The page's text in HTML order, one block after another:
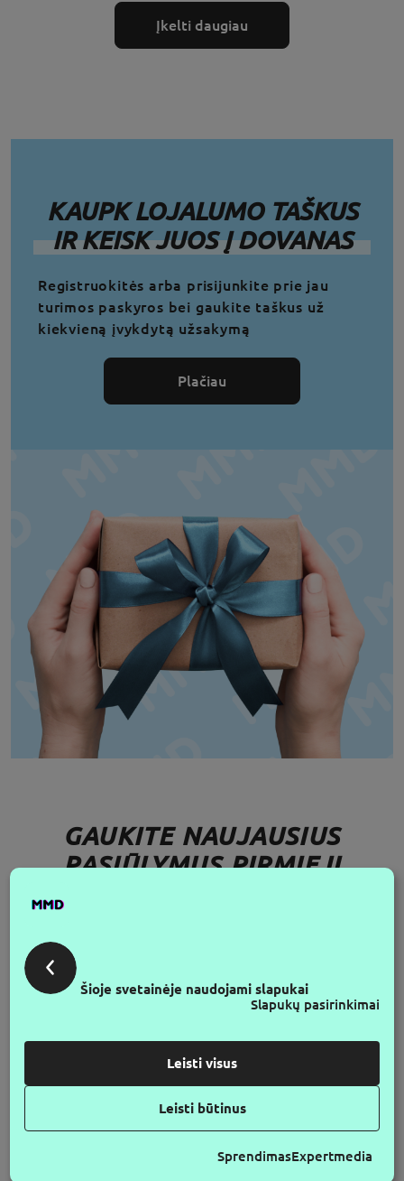
Įkelti daugiau
KAUPK LOJALUMO TAŠKUS
IR KEISK JUOS Į DOVANAS
Registruokitės arba prisijunkite prie jau
turimos paskyros bei gaukite taškus už
kiekvieną įvykdytą užsakymą
Plačiau
GAUKITE NAUJAUSIUS
PASIŪLYMUS PIRMIEJI
Šioje svetainėje naudojami slapukai
Slapukų pasirinkimai
Leisti būtinus
Leisti visus
SprendimasExpertmedia